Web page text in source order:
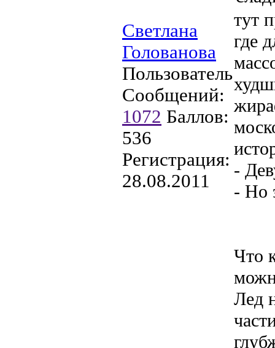
Светлана
Голованова
Пользователь
Сообщений:
1072 Баллов:
536
Регистрация:
28.08.2011
тут
где
-
- Но
Что
Лед